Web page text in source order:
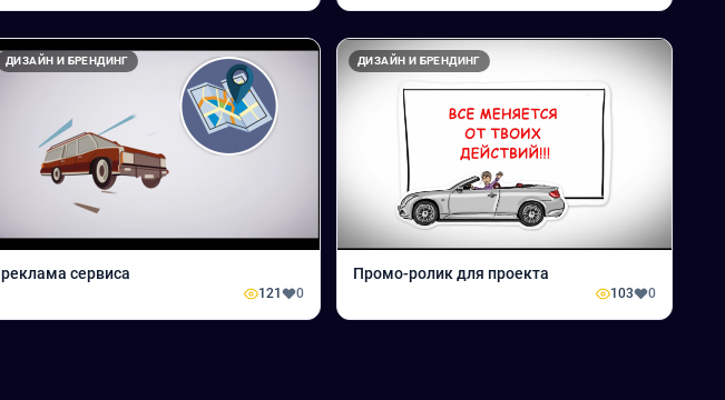
ДИЗАЙН И БРЕНДИНГ
реклама сервиса
121 0
ДИЗАЙН И БРЕНДИНГ
Промо-ролик для проекта
103 0